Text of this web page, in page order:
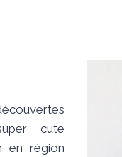
cute
en région